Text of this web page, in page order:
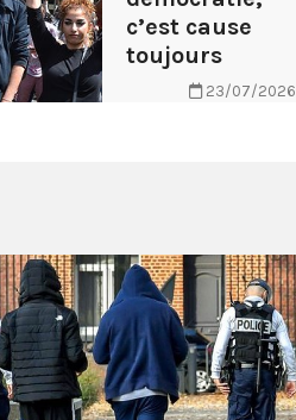
c’est cause
toujours
23/07/2026